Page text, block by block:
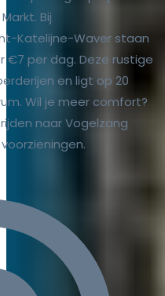
Bij
Katelijne-Waver staan
€7 per dag. Deze rustige
en ligt op 20
Wil je meer comfort?
naar Vogelzang